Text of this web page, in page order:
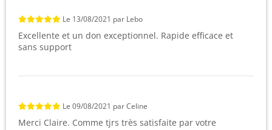
Le 13/08/2021 par Lebo
Excellente et un don exceptionnel. Rapide efficace et
sans support
Le 09/08/2021 parCeline
Merci Claire. Comme tjrs très satisfaite par votre